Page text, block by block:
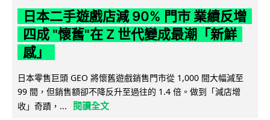
日本二手遊戲店減 90% 門市 業績反增
四成 "懷舊"在 Z 世代變成最潮「新鮮
感」
日本零售巨頭 GEO 將懷舊遊戲銷售門市從 1,000 間大幅減至
99 間，但銷售額卻不降反升至過往的 1.4 倍。做到「減店增
收」奇蹟，...
閱讀全文